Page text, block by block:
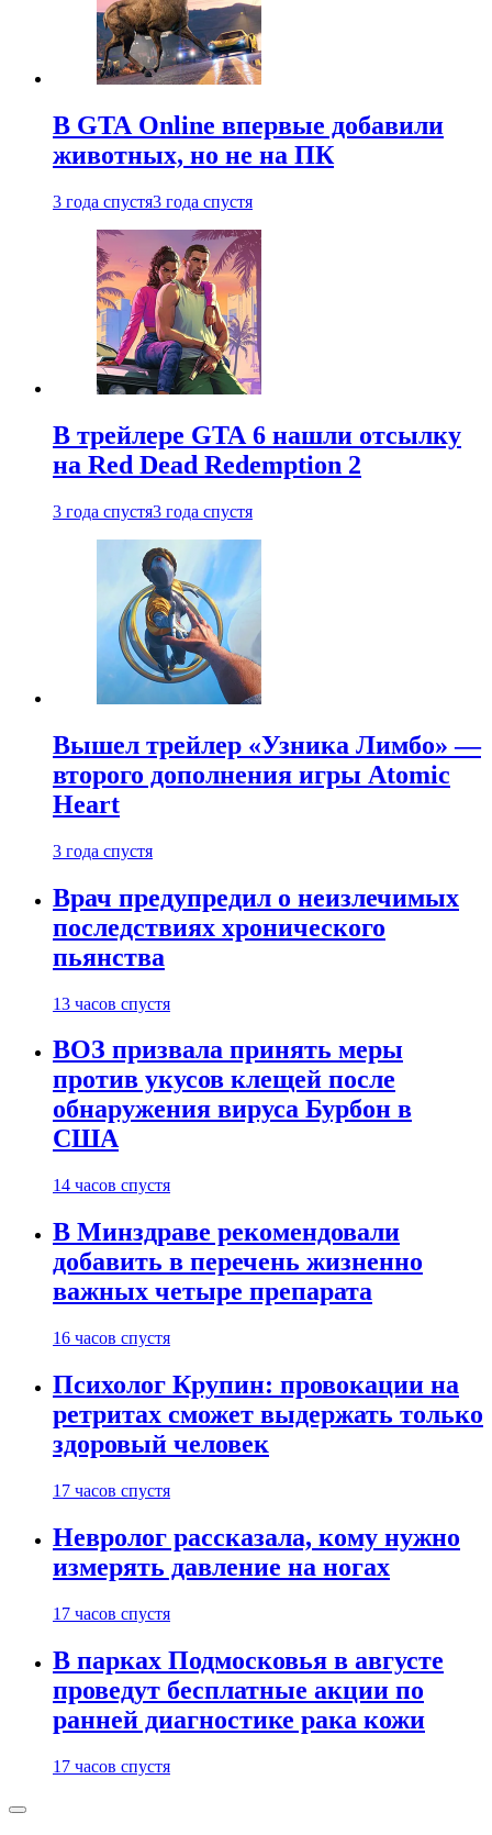
В GTA Online впервые добавили
животных, но не на ПК
3 года спустя3 года спустя
В трейлере GTA 6 нашли отсылку
на Red Dead Redemption 2
3 года спустя3 года спустя
Вышел трейлер «Узника Лимбо» —
второго дополнения игры Atomic
Heart
3 года спустя
Врач предупредил о неизлечимых
последствиях хронического
пьянства
13 часов спустя
ВОЗ призвала принять меры
против укусов клещей после
обнаружения вируса Бурбон в
США
14 часов спустя
В Минздраве рекомендовали
добавить в перечень жизненно
важных четыре препарата
16 часов спустя
Психолог Крупин: провокации на
ретритах сможет выдержать только
здоровый человек
17 часов спустя
Невролог рассказала, кому нужно
измерять давление на ногах
17 часов спустя
В парках Подмосковья в августе
проведут бесплатные акции по
ранней диагностике рака кожи
17 часов спустя